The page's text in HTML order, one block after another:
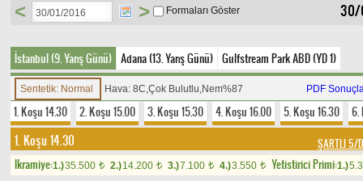
30/
< > Formaları Göster
İstanbul (9. Yarış Günü) Adana (13. Yarış Günü) Gulfstream Park ABD (YD 1)
Sentetik: Normal Hava: 8C,Çok Bulutlu,Nem%87 PDF
1. Koşu 14.30 2. Koşu 15.00 3. Koşu 15.30 4. Koşu 16.00 5. Koşu 16.30 6.
1. Koşu 14.30 ŞARTLI 5/
Ikramiye:1.)35.500 t 2.)14.200 t 3.)7.100 t 4.)3.550 t Yetistirici Primi:1.)